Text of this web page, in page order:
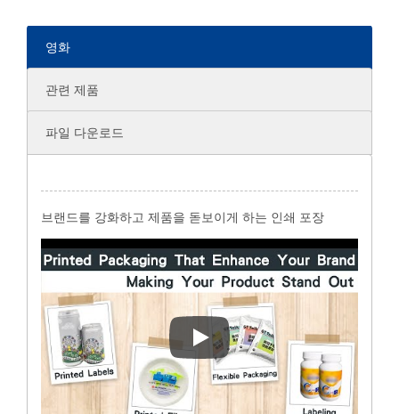
영화
관련 제품
파일 다운로드
브랜드를 강화하고 제품을 돋보이게 하는 인쇄 포장
브랜드를 강화하고 제품을 돋